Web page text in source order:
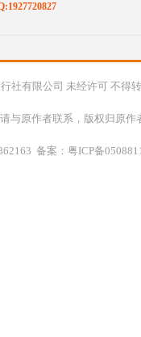
社有限公司 未经许可 不得转
与原作者联系，版权归原作
备案：粤ICP备